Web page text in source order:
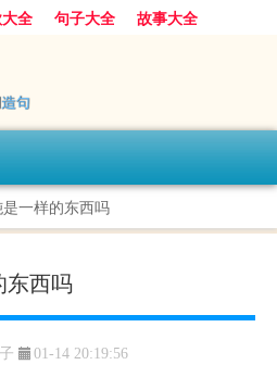
全 句子大全
故事大全
赏
一样的东西吗
东西吗
01-14 20:19:56